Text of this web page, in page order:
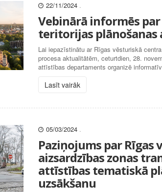
22/11/2024 .
Vebinārā informēs
teritorijas
Lai iepazīstinātu ar Rīgas vēsturiskā
procesa aktualitātēm, ceturtdien, 28.
attīstības departaments organizē
Lasīt vairāk
05/03/2024 .
Paziņojums par
aizsardzības zonas
attīstības tematiskā
uzsākšanu